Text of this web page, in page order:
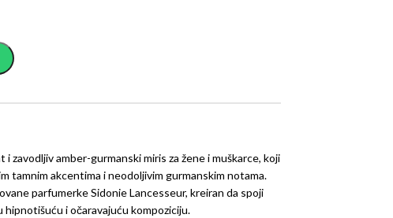
i zavodljiv amber-gurmanski miris za žene i muškarce, koji
tamnim akcentima i neodoljivim gurmanskim notama.
parfumerke Sidonie Lancesseur, kreiran da spoji
i očaravajuću kompoziciju.